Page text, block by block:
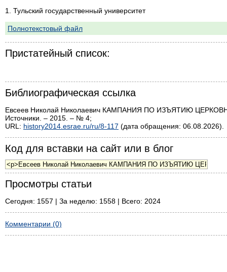
1. Тульский государственный университет
Полнотекстовый файл
Пристатейный список:
Библиографическая ссылка
Евсеев Николай Николаевич КАМПАНИЯ ПО ИЗЪЯТИЮ
Источники. – 2015. – № 4;
URL: history2014.esrae.ru/ru/8-117 (дата обращения: 06.08.2026).
Код для вставки на сайт или в блог
Просмотры статьи
Сегодня: 1557 | За неделю: 1558 | Всего: 2024
Комментарии (0)